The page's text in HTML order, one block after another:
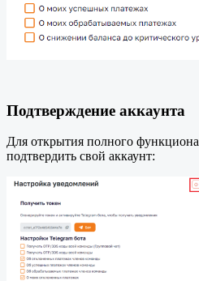
Подтверждение аккаунта
Для открытия полного
подтвердить свой аккаунт: